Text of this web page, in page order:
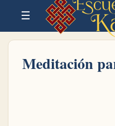
☰
Meditación